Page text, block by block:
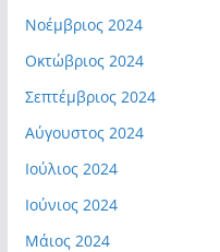
Νοέμβριος 2024
Οκτώβριος 2024
Σεπτέμβριος 2024
Αύγουστος 2024
Ιούλιος 2024
Ιούνιος 2024
Μάιος 2024